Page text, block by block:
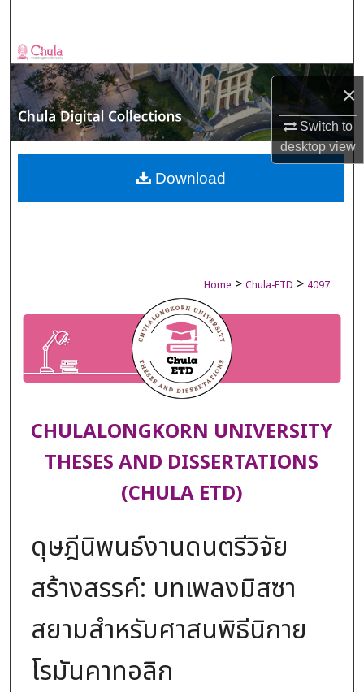
×
Switch to
desktopview
Browse Collections
My Account
About
Digital Commons Network™
Home > Chula-ETD > 4097
CHULALONGKORN UNIVERSITY
THESES AND DISSERTATIONS
(CHULA ETD)
ดุษฎีนิพนธ์งานดนตรีวิจัย
สร้างสรรค์: บทเพลงมิสซา
สยามสำหรับศาสนพิธีนิกาย
โรมันคาทอลิก
Download